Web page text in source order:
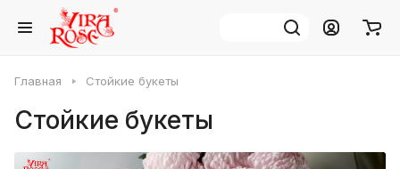
Главная Стойкие букеты
Стойкие букеты